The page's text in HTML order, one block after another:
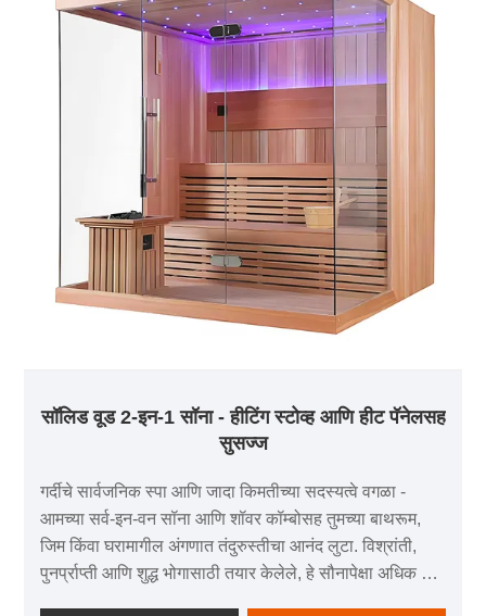
सॉलिड वूड 2-इन-1 सॉना - हीटिंग स्टोव्ह आणि हीट पॅनेलसह
सुसज्ज
गर्दीचे सार्वजनिक स्पा आणि जादा किमतीच्या सदस्यत्वे वगळा -
आमच्या सर्व-इन-वन सॉना आणि शॉवर कॉम्बोसह तुमच्या बाथरूम,
जिम किंवा घरामागील अंगणात तंदुरुस्तीचा आनंद लुटा. विश्रांती,
पुनर्प्राप्ती आणि शुद्ध भोगासाठी तयार केलेले, हे सौनापेक्षा अधिक आहे